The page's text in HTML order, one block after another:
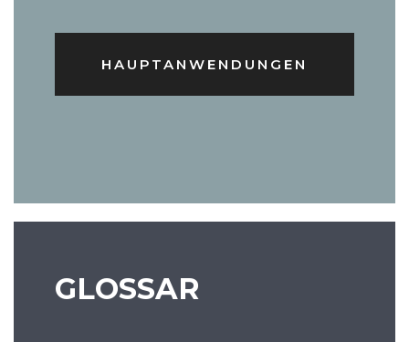
HAUPTANWENDUNGEN
GLOSSAR